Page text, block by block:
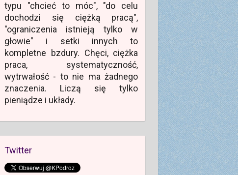
typu "chcieć to móc", "do celu
dochodzi się ciężką pracą",
"ograniczenia istnieją tylko w
głowie" i setki innych to
kompletne bzdury. Chęci, ciężka
praca, systematyczność,
wytrwałość - to nie ma żadnego
znaczenia. Liczą się tylko
pieniądze i układy.
Twitter